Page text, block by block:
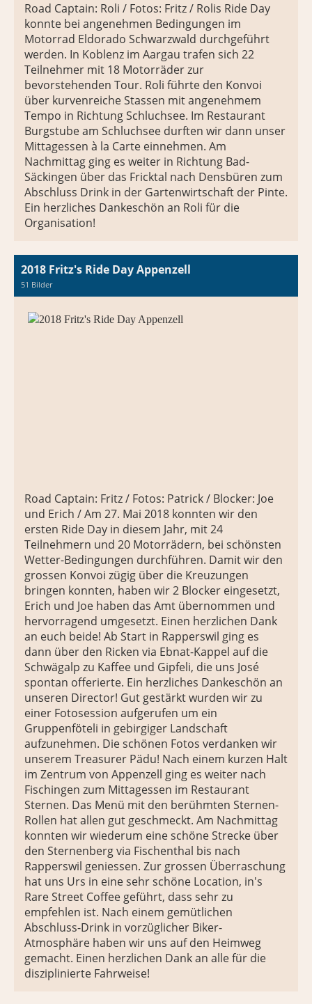
Road Captain: Roli / Fotos: Fritz / Rolis Ride Day
konnte bei angenehmen Bedingungen im
Motorrad Eldorado Schwarzwald durchgeführt
werden. In Koblenz im Aargau trafen sich 22
Teilnehmer mit 18 Motorräder zur
bevorstehenden Tour. Roli führte den Konvoi
über kurvenreiche Stassen mit angenehmem
Tempo in Richtung Schluchsee. Im Restaurant
Burgstube am Schluchsee durften wir dann unser
Mittagessen à la Carte einnehmen. Am
Nachmittag ging es weiter in Richtung Bad-
Säckingen über das Fricktal nach Densbüren zum
Abschluss Drink in der Gartenwirtschaft der Pinte.
Ein herzliches Dankeschön an Roli für die
Organisation!
2018 Fritz's Ride Day Appenzell
51 Bilder
Road Captain: Fritz / Fotos: Patrick / Blocker: Joe
und Erich / Am 27. Mai 2018 konnten wir den
ersten Ride Day in diesem Jahr, mit 24
Teilnehmern und 20 Motorrädern, bei schönsten
Wetter-Bedingungen durchführen. Damit wir den
grossen Konvoi zügig über die Kreuzungen
bringen konnten, haben wir 2 Blocker eingesetzt,
Erich und Joe haben das Amt übernommen und
hervorragend umgesetzt. Einen herzlichen Dank
an euch beide! Ab Start in Rapperswil ging es
dann über den Ricken via Ebnat-Kappel auf die
Schwägalp zu Kaffee und Gipfeli, die uns José
spontan offerierte. Ein herzliches Dankeschön an
unseren Director! Gut gestärkt wurden wir zu
einer Fotosession aufgerufen um ein
Gruppenföteli in gebirgiger Landschaft
aufzunehmen. Die schönen Fotos verdanken wir
unserem Treasurer Pädu! Nach einem kurzen Halt
im Zentrum von Appenzell ging es weiter nach
Fischingen zum Mittagessen im Restaurant
Sternen. Das Menü mit den berühmten Sternen-
Rollen hat allen gut geschmeckt. Am Nachmittag
konnten wir wiederum eine schöne Strecke über
den Sternenberg via Fischenthal bis nach
Rapperswil geniessen. Zur grossen Überraschung
hat uns Urs in eine sehr schöne Location, in's
Rare Street Coffee geführt, dass sehr zu
empfehlen ist. Nach einem gemütlichen
Abschluss-Drink in vorzüglicher Biker-
Atmosphäre haben wir uns auf den Heimweg
gemacht. Einen herzlichen Dank an alle für die
disziplinierte Fahrweise!